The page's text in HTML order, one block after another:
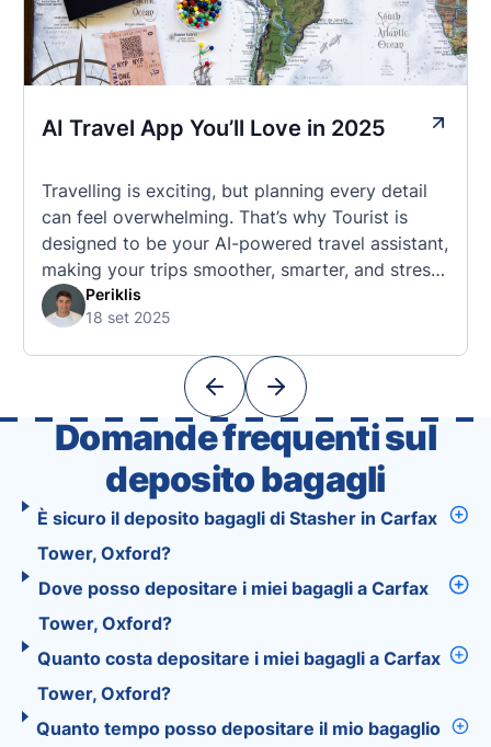
AI Travel App You’ll Love in 2025
Travelling is exciting, but planning every detail
can feel overwhelming. That’s why Tourist is
designed to be your AI-powered travel assistant,
making your trips smoother, smarter, and stress-
free. 🧭 What Makes the Tourist App Unique?
Unlike standard travel apps, Tourist combines
With Tourist, your trip planning becomes as
Periklis
18 set 2025
Domande frequenti sul
deposito bagagli
È sicuro il deposito bagagli di Stasher in Carfax
Tower, Oxford?
Dove posso depositare i miei bagagli a Carfax
Tower, Oxford?
Quanto costa depositare i miei bagagli a Carfax
Tower, Oxford?
Quanto tempo posso depositare il mio bagaglio